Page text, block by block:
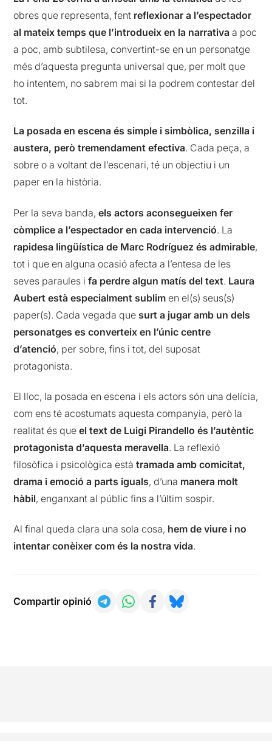
obres que representa, fent reflexionar a l’espectador
al mateix temps que l’introdueix en la narrativa a poc
a poc, amb subtilesa, convertint-se en un personatge
més d’aquesta pregunta universal que, per molt que
ho intentem, no sabrem mai si la podrem contestar del
tot.
La posada en escena és simple i simbòlica, senzilla i
austera, però tremendament efectiva. Cada peça, a
sobre o a voltant de l’escenari, té un objectiu i un
paper en la història.
Per la seva banda,els actors aconsegueixen fer
còmplice a l’espectador en cada intervenció. La
rapidesa lingüística de Marc Rodríguez és admirable,
tot i que en alguna ocasió afecta a l’entesa de les
seves paraules ifa perdre algun matís del text. Laura
Aubert està especialment sublim en el(s) seus(s)
paper(s). Cada vegada que surt a jugar amb un dels
personatges es converteix en l’únic centre
d’atenció, per sobre, fins i tot, del suposat
protagonista.
El lloc, la posada en escena i els actors són una delícia,
com ens té acostumats aquesta companyia, però la
realitat és queel text de Luigi Pirandello és l’autèntic
protagonista d’aquesta meravella. La reflexió
filosòfica i psicològica estàtramada amb comicitat,
drama i emoció a parts iguals, d’una manera molt
hàbil, enganxant al públic fins a l’últim sospir.
Al final queda clara una sola cosa, hem de viure i no
intentar conèixer com és la nostra vida.
Compartir opinió